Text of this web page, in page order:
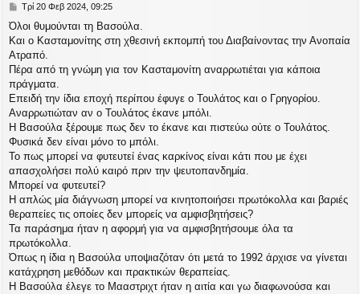
Δ
μ
ο
σ
ί
ε
υ
σ
η
Τρί 20 Φεβ 2024, 09:25
Όλοι θυμούνται τη Βασούλα.
Και ο Κασταμονίτης στη χθεσινή εκπομπή του Διαβαίνοντας την Ανοπαία
Ατραπό.
Πέρα από τη γνώμη για τον Κασταμονίτη αναρρωτιέται για κάποια
πράγματα.
Επειδή την ίδια εποχή περίπου έφυγε ο Τουλάτος και ο Γρηγορίου.
Αναρρωτιώταν αν ο Τουλάτος έκανε μπόλι.
Η Βασούλα ξέρουμε πως δεν το έκανε και πιστεύω ούτε ο Τουλάτος.
Φυσικά δεν είναι μόνο το μπόλι.
Το πως μπορεί να φυτευτεί ένας καρκίνος είναι κάτι που με έχει
απασχολήσει πολύ καιρό πριν την ψευτοπανδημία.
Μπορεί να φυτευτεί?
Η απλώς μία διάγνωση μπορεί να κινητοποιήσει πρωτόκολλα και βαριές
θεραπείες τις οποίες δεν μπορείς να αμφισβητήσεις?
Τα παράσημα ήταν η αφορμή για να αμφισβητήσουμε όλα τα
πρωτόκολλα.
Όπως η ίδια η Βασούλα υποψιαζόταν ότι μετά το 1992 άρχισε να γίνεται
κατάχρηση μεθόδων και πρακτικών θεραπείας.
Η Βασούλα έλεγε το Μααστριχτ ήταν η αιτία και γω διαφωνούσα και